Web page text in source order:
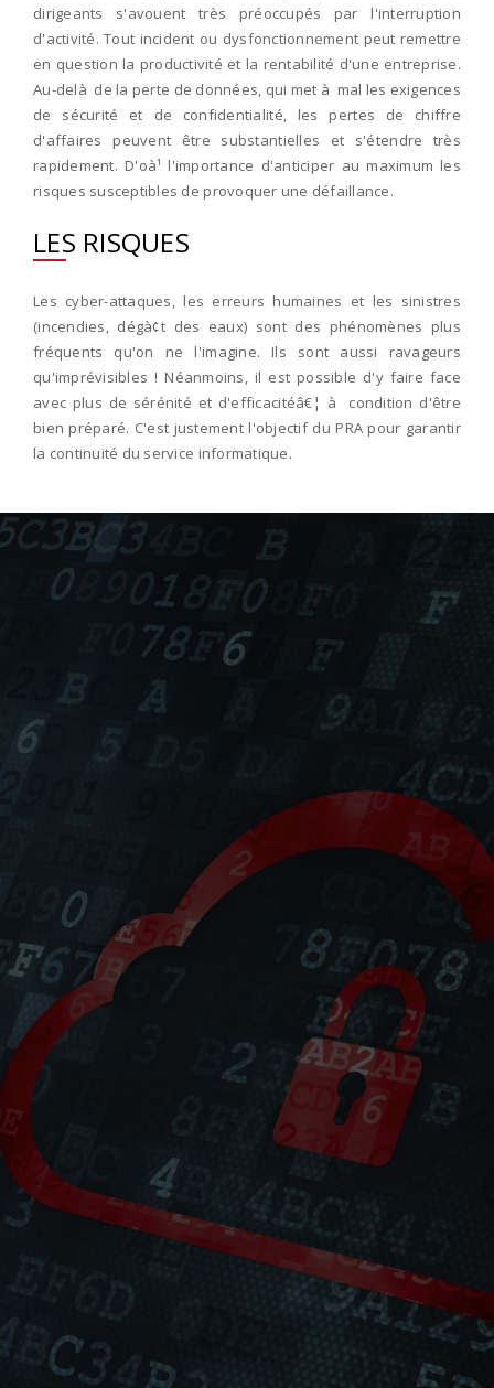
dirigeants s'avouent très préoccupés par l'interruption
d'activité. Tout incident ou dysfonctionnement peut remettre
en question la productivité et la rentabilité d'une entreprise.
Au-delà de la perte de données, qui met à mal les exigences
de sécurité et de confidentialité, les pertes de chiffre
d'affaires peuvent être substantielles et s'étendre très
rapidement. D'oà¹ l'importance d'anticiper au maximum les
risques susceptibles de provoquer une défaillance.
LES RISQUES
Les cyber-attaques, les erreurs humaines et les sinistres
(incendies, dégà¢t des eaux) sont des phénomènes plus
fréquents qu'on ne l'imagine. Ils sont aussi ravageurs
qu'imprévisibles ! Néanmoins, il est possible d'y faire face
avec plus de sérénité et d'efficacitéâ€¦ à condition d'être
bien préparé. C'est justement l'objectif du PRA pour garantir
la continuité du service informatique.